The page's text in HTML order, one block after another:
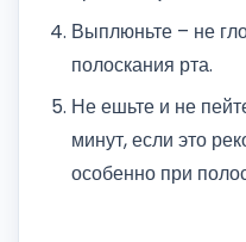
Выплюньте – не
полоскания рта.
Не ешьте и не
минут, если это
особенно при